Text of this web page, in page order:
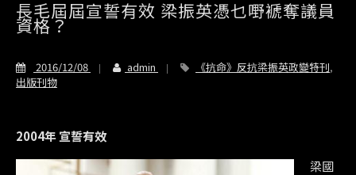
長毛屆屆宣誓有效 梁振英憑乜嘢褫奪議員
資格？
2016/12/08 admin 《抗命》反抗梁振英政變特刊,
出版刊物
2004年 宣誓有效
梁國